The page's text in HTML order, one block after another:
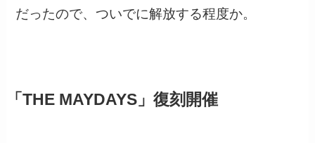
だったので、ついでに解放する程度か。
「THE MAYDAYS」復刻開催